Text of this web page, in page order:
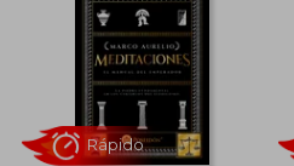
15%
dcto. $ 13.592